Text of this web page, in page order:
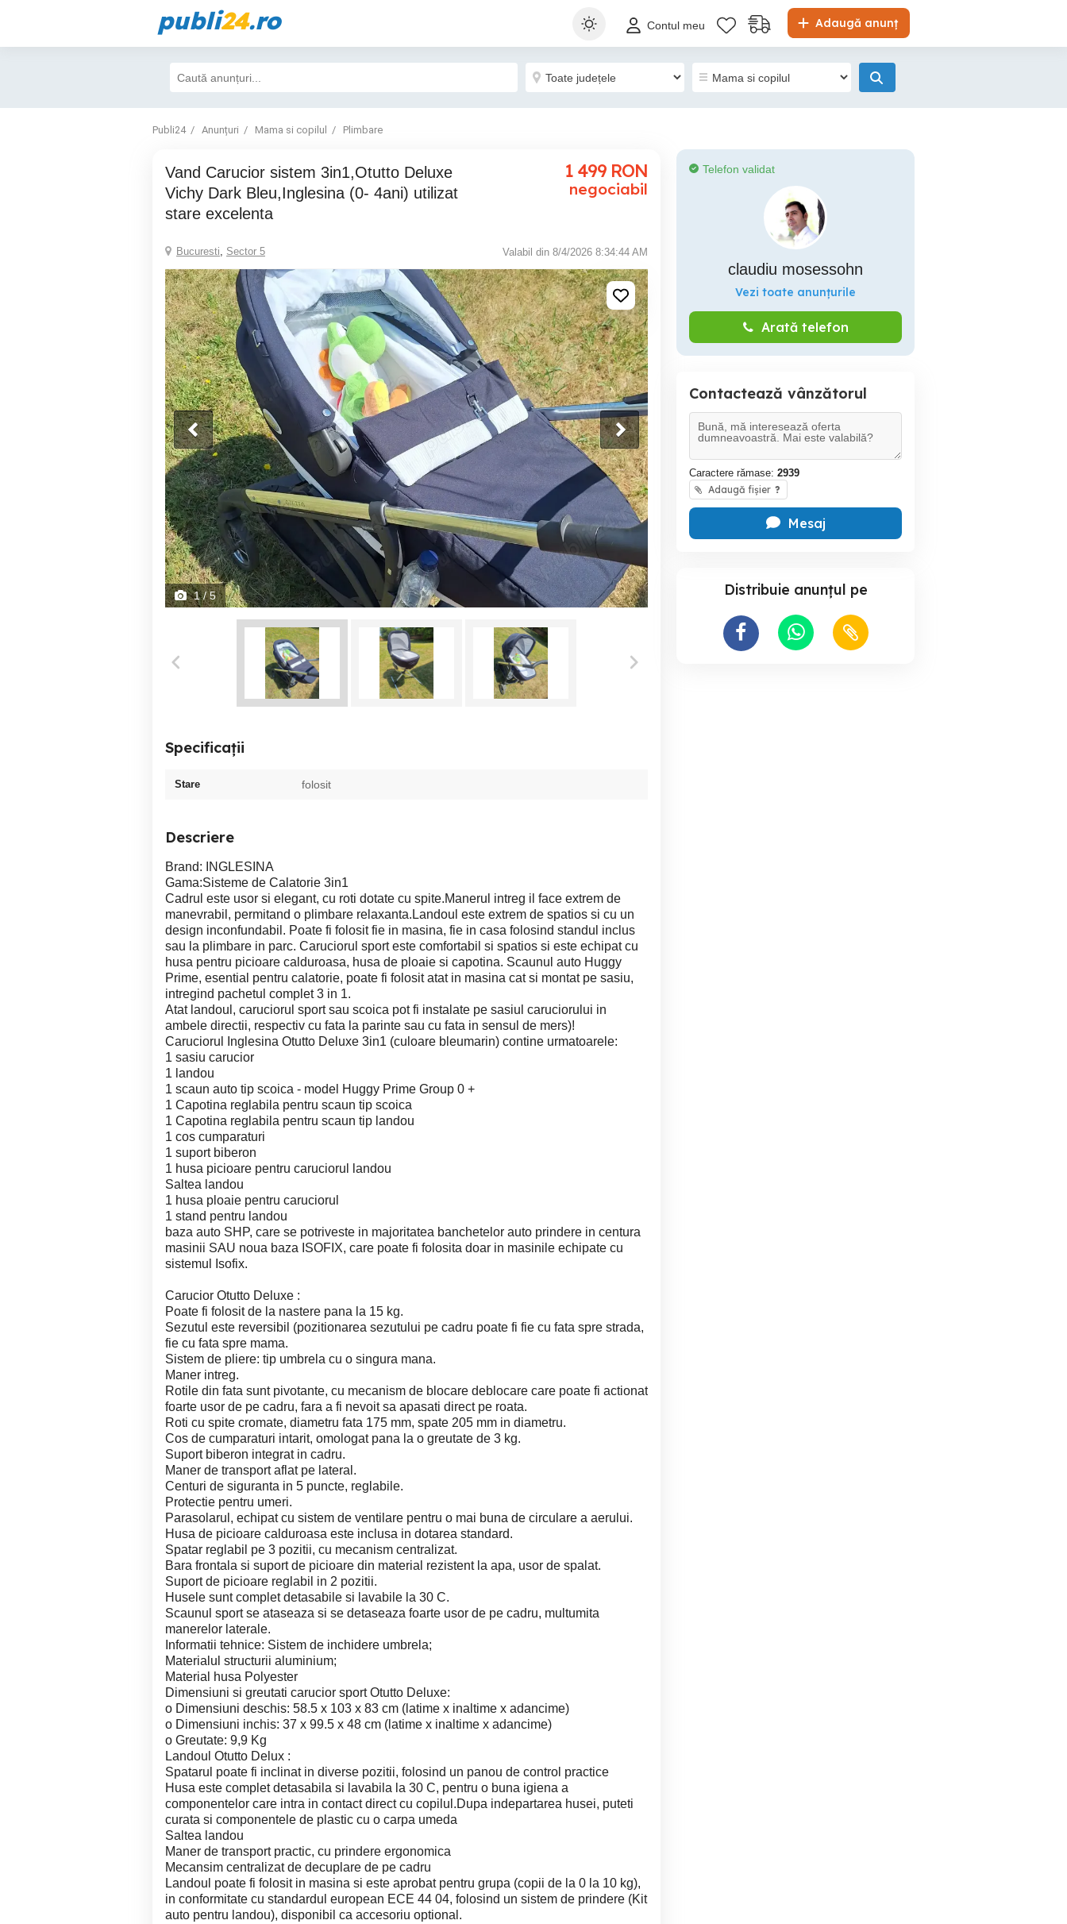
publi24.ro Adaugă anunț
Contul meu
Publi24 Anunțuri Mama si copilul Plimbare
Vand Carucior sistem 3in1,Otutto Deluxe
Vichy Dark Bleu,Inglesina (0- 4ani) utilizat
stare excelenta
1 499 RON
negociabil
Bucuresti, Sector 5 Valabil din 8/4/2026 8:34:44 AM
1/ 5
Specificații
Stare folosit
Descriere
Brand: INGLESINA
Gama:Sisteme de Calatorie 3in1
Cadrul este usor si elegant, cu roti dotate cu spite.Manerul intreg il face extrem de
manevrabil, permitand o plimbare relaxanta.Landoul este extrem de spatios si cu un
design inconfundabil. Poate fi folosit fie in masina, fie in casa folosind standul inclus
sau la plimbare in parc. Caruciorul sport este comfortabil si spatios si este echipat cu
husa pentru picioare calduroasa, husa de ploaie si capotina. Scaunul auto Huggy
Prime, esential pentru calatorie, poate fi folosit atat in masina cat si montat pe sasiu,
intregind pachetul complet 3 in 1.
Atat landoul, caruciorul sport sau scoica pot fi instalate pe sasiul caruciorului in
ambele directii, respectiv cu fata la parinte sau cu fata in sensul de mers)!
Caruciorul Inglesina Otutto Deluxe 3in1 (culoare bleumarin) contine urmatoarele:
1 sasiu carucior
1 landou
1 scaun auto tip scoica - model Huggy Prime Group 0 +
1 Capotina reglabila pentru scaun tip scoica
1 Capotina reglabila pentru scaun tip landou
1 cos cumparaturi
1 suport biberon
1 husa picioare pentru caruciorul landou
Saltea landou
1 husa ploaie pentru caruciorul
1 stand pentru landou
baza auto SHP, care se potriveste in majoritatea banchetelor auto prindere in centura
masinii SAU noua baza ISOFIX, care poate fi folosita doar in masinile echipate cu
sistemul Isofix.
Carucior Otutto Deluxe :
Poate fi folosit de la nastere pana la 15 kg.
Sezutul este reversibil (pozitionarea sezutului pe cadru poate fi fie cu fata spre strada,
fie cu fata spre mama.
Sistem de pliere: tip umbrela cu o singura mana.
Maner intreg.
Rotile din fata sunt pivotante, cu mecanism de blocare deblocare care poate fi actionat
foarte usor de pe cadru, fara a fi nevoit sa apasati direct pe roata.
Roti cu spite cromate, diametru fata 175 mm, spate 205 mm in diametru.
Cos de cumparaturi intarit, omologat pana la o greutate de 3 kg.
Suport biberon integrat in cadru.
Maner de transport aflat pe lateral.
Centuri de siguranta in 5 puncte, reglabile.
Protectie pentru umeri.
Parasolarul, echipat cu sistem de ventilare pentru o mai buna de circulare a aerului.
Husa de picioare calduroasa este inclusa in dotarea standard.
Spatar reglabil pe 3 pozitii, cu mecanism centralizat.
Bara frontala si suport de picioare din material rezistent la apa, usor de spalat.
Suport de picioare reglabil in 2 pozitii.
Husele sunt complet detasabile si lavabile la 30 C.
Scaunul sport se ataseaza si se detaseaza foarte usor de pe cadru, multumita
manerelor laterale.
Informatii tehnice: Sistem de inchidere umbrela;
Materialul structurii aluminium;
Material husa Polyester
Dimensiuni si greutati carucior sport Otutto Deluxe:
o Dimensiuni deschis: 58.5 x 103 x 83 cm (latime x inaltime x adancime)
o Dimensiuni inchis: 37 x 99.5 x 48 cm (latime x inaltime x adancime)
o Greutate: 9,9 Kg
Landoul Otutto Delux :
Spatarul poate fi inclinat in diverse pozitii, folosind un panou de control practice
Husa este complet detasabila si lavabila la 30 C, pentru o buna igiena a
componentelor care intra in contact direct cu copilul.Dupa indepartarea husei, puteti
curata si componentele de plastic cu o carpa umeda
Saltea landou
Maner de transport practic, cu prindere ergonomica
Mecansim centralizat de decuplare de pe cadru
Landoul poate fi folosit in masina si este aprobat pentru grupa (copii de la 0 la 10 kg),
in conformitate cu standardul european ECE 44 04, folosind un sistem de prindere (Kit
auto pentru landou), disponibil ca accesoriu optional.
Telefon validat
claudiu mosessohn
Vezi toate anunțurile
Arată telefon
Contactează vânzătorul
Caractere rămase: 2939
Adaugă fișier ?
Mesaj
Distribuie anunțul pe